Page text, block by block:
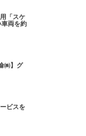
「スケ
両を約
㈱】グ
ビスを